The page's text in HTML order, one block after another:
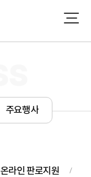
주요행사
온라인 판로지원